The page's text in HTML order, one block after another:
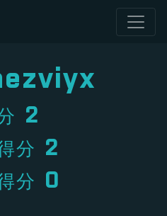
2
分 2
分 0